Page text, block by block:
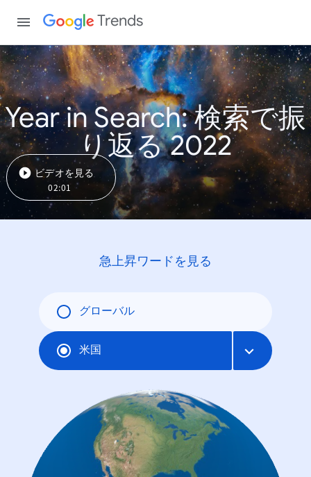
Trends
Year in Search: 検索で振
り返る 2022
ビデオを見る
02:01
急上昇ワードを見る
グローバル
米国